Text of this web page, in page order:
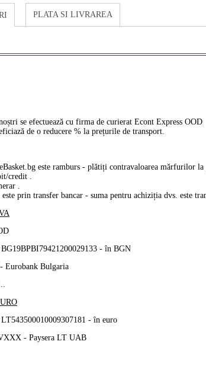
PLATA SI LIVRAREA
se efectuează cu firma de curierat Econt Express OOD
de o reducere % la prețurile de transport.
este ramburs - plătiți contravaloarea mărfurilor la
credit .
.
este prin transfer bancar - suma pentru achiziția dvs. este
-în BGN
Eurobank Bulgaria
-în euro
- Paysera LT UAB